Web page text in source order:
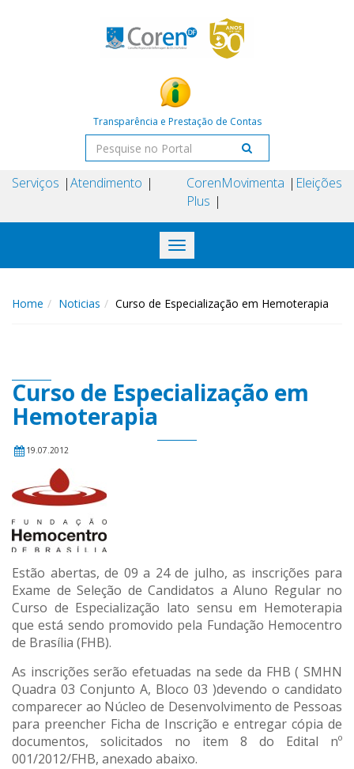
Transparência e Prestação de Contas
Serviços Atendimento
Coren
Plus
Movimenta Eleições
Toggle
navigation
Home Noticias Curso de Especialização em Hemoterapia
Curso de Especialização em
Hemoterapia
19.07.2012
Estão abertas, de 09 a 24 de julho, as inscrições para
Exame de Seleção de Candidatos a Aluno Regular no
Curso de Especialização lato sensu em Hemoterapia
que está sendo promovido pela Fundação Hemocentro
de Brasília (FHB).
As inscrições serão efetuadas na sede da FHB ( SMHN
Quadra 03 Conjunto A, Bloco 03 )devendo o candidato
comparecer ao Núcleo de Desenvolvimento de Pessoas
para preencher Ficha de Inscrição e entregar cópia de
documentos, solicitados no item 8 do Edital nº
001/2012/FHB, anexado abaixo.